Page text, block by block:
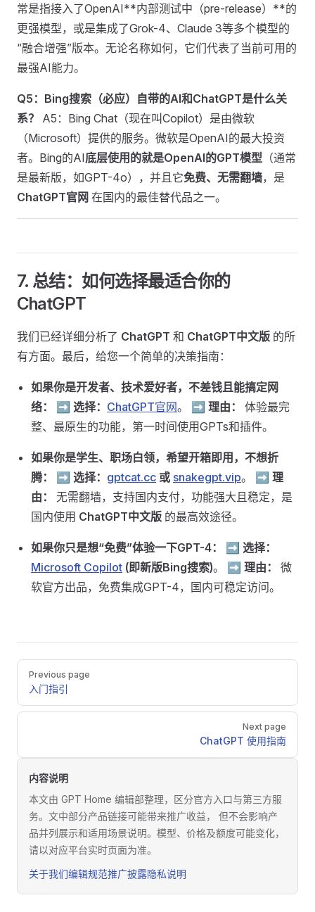
常是指接入了OpenAI**内部测试中（pre-release）**的
更强模型，或是集成了Grok-4、Claude 3等多个模型的
“融合增强”版本。无论名称如何，它们代表了当前可用的
最强AI能力。
Q5：Bing搜索（必应）自带的AI和ChatGPT是什么关
系？
A5：Bing Chat（现在叫Copilot）是由微软
（Microsoft）提供的服务。微软是OpenAI的最大投资
者。Bing的AI底层使用的就是OpenAI的GPT模型 （通常
是最新版，如GPT-4o），并且它免费、无需翻墙，是
ChatGPT官网 在国内的最佳替代品之一。
7. 总结：如何选择最适合你的
ChatGPT
我们已经详细分析了 ChatGPT 和 ChatGPT中文版 的所
有方面。最后，给您一个简单的决策指南：
如果你是开发者、技术爱好者，不差钱且能搞定网
络：
➡️ 选择： ChatGPT官网。 ➡️ 理由：
体验最完
整、最原生的功能，第一时间使用GPTs和插件。
如果你是学生、职场白领，希望开箱即用，不想折
腾：
➡️ 选择： gptcat.cc 或 snakegpt.vip。 ➡️ 理
由：
无需翻墙，支持国内支付，功能强大且稳定，是
国内使用 ChatGPT中文版 的最高效途径。
如果你只是想“免费”体验一下GPT-4： ➡️ 选择：
Microsoft Copilot (即新版Bing搜索)。 ➡️ 理由：
微
软官方出品，免费集成GPT-4，国内可稳定访问。
Pager
Previous page
入门指引
Next page
ChatGPT 使用指南
内容说明
本文由 GPT Home 编辑部整理，区分官方入口与第三方服
务。文中部分产品链接可能带来推广收益， 但不会影响产
品并列展示和适用场景说明。模型、价格及额度可能变化，
请以对应平台实时页面为准。
关于我们编辑规范推广披露隐私说明